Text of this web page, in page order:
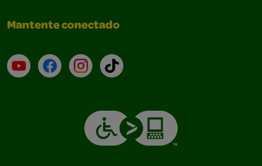
Mantente conectado
YouTube (en inglés)
Facebook (en inglés)
Instagram (en inglés)
TikTok